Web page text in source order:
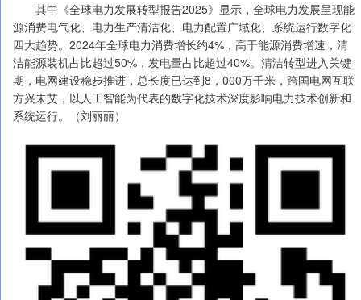
其中《全球电力发展转型报告2025》显示，全球电力发展呈现能
源消费电气化、电力生产清洁化、电力配置广域化、系统运行数字化
四大趋势。2024年全球电力消费增长约4%，高于能源消费增速，清
洁能源装机占比超过50%，发电量占比超过40%。清洁转型进入关键
期，电网建设稳步推进，总长度已达到8，000万千米，跨国电网互联
方兴未艾，以人工智能为代表的数字化技术深度影响电力技术创新和
系统运行。（刘丽丽）